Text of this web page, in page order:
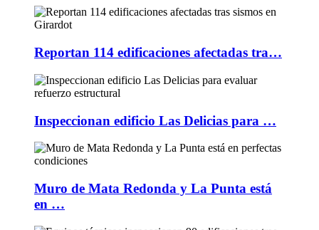
Reportan 114 edificaciones afectadas tra…
Inspeccionan edificio Las Delicias para …
Muro de Mata Redonda y La Punta está
en …